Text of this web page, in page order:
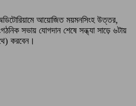
আয়োজিত ময়মনসিংহ উত্তর,
সভায় যোগদান শেষে সন্ধ্যা সাড়ে ৬টায়
করবেন।